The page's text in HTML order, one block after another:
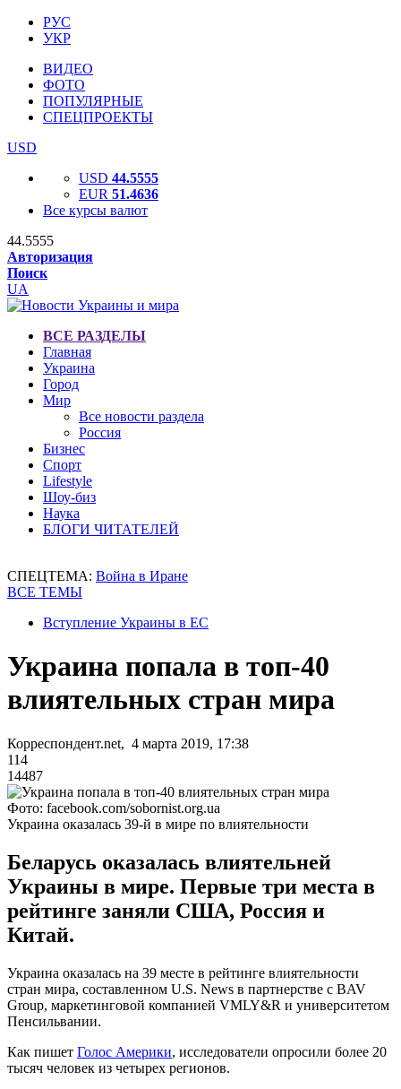
РУС
УКР
ВИДЕО
ФОТО
ПОПУЛЯРНЫЕ
СПЕЦПРОЕКТЫ
USD
USD 44.5555
EUR 51.4636
Все курсы валют
44.5555
Авторизация
Поиск
UA
ВСЕ РАЗДЕЛЫ
Главная
Украина
Город
Мир
Все новости раздела
Россия
Бизнес
Спорт
Lifestyle
Шоу-биз
Наука
БЛОГИ ЧИТАТЕЛЕЙ
СПЕЦТЕМА: Война в Иране
ВСЕ ТЕМЫ
Вступление Украины в ЕС
Украина попала в топ-40
влиятельных стран мира
Корреспондент.net, 4 марта 2019, 17:38
114
14487
Фото: facebook.com/sobornist.org.ua
Украина оказалась 39-й в мире по влиятельности
Беларусь оказалась влиятельней
Украины в мире. Первые три места в
рейтинге заняли США, Россия и
Китай.
Украина оказалась на 39 месте в рейтинге влиятельности
стран мира, составленном U.S. News в партнерстве с BAV
Group, маркетинговой компанией VMLY&R и университетом
Пенсильвании.
Как пишет Голос Америки, исследователи опросили более 20
тысяч человек из четырех регионов.